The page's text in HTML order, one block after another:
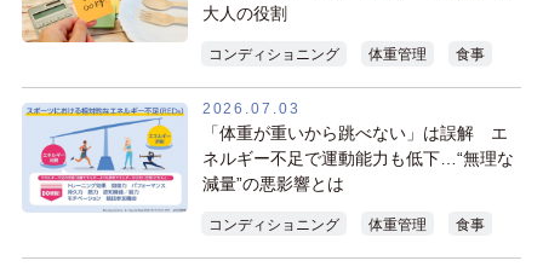
大人の役割
コンディショニング 体重管理 食事
2026.07.03
「体重が重いから跳べない」は誤解 エ
ネルギー不足で運動能力も低下…“無理な
減量”の悪影響とは
コンディショニング 体重管理 食事